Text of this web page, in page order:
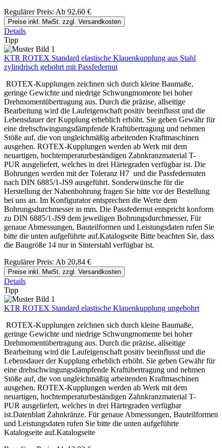
Regulärer Preis: Ab 92,60 €
Preise inkl. MwSt. zzgl. Versandkosten
Details
Tipp
KTR ROTEX Standard elastische Klauenkupplung aus Stahl
zylindrisch gebohrt mit Passfedernut
ROTEX-Kupplungen zeichnen sich durch kleine Baumaße,
geringe Gewichte und niedrige Schwungmomente bei hoher
Drehmomentübertragung aus. Durch die präzise, allseitige
Bearbeitung wird die Laufeigenschaft positiv beeinflusst und die
Lebensdauer der Kupplung erheblich erhöht. Sie geben Gewähr für
eine drehschwingungsdämpfende Kraftübertragung und nehmen
Stöße auf, die von ungleichmäßig arbeitenden Kraftmaschinen
ausgehen. ROTEX-Kupplungen werden ab Werk mit dem
neuartigen, hochtemperaturbeständigen Zahnkranzmaterial T-
PUR ausgeliefert, welches in drei Härtegraden verfügbar ist. Die
Bohrungen werden mit der Toleranz H7 und die Passfedernuten
nach DIN 6885/1-JS9 ausgeführt. Sonderwünsche für die
Herstellung der Nabenbohrung fragen Sie bitte vor der Bestellung
bei uns an. Im Konfigurator entsprechen die Werte dem
Bohrungsdurchmesser in mm. Die Passfedernut entspricht konform
zu DIN 6885/1-JS9 dem jeweiligen Bohrungsdurchmesser. Für
genaue Abmessungen, Bauteilformen und Leistungsdaten rufen Sie
bitte die unten aufgeführte auf.Katalogseite Bitte beachten Sie, dass
die Baugröße 14 nur in Sinterstahl verfügbar ist.
Regulärer Preis: Ab 20,84 €
Preise inkl. MwSt. zzgl. Versandkosten
Details
Tipp
KTR ROTEX Standard elastische Klauenkupplung ungebohrt
ROTEX-Kupplungen zeichnen sich durch kleine Baumaße,
geringe Gewichte und niedrige Schwungmomente bei hoher
Drehmomentübertragung aus. Durch die präzise, allseitige
Bearbeitung wird die Laufeigenschaft positiv beeinflusst und die
Lebensdauer der Kupplung erheblich erhöht. Sie geben Gewähr für
eine drehschwingungsdämpfende Kraftübertragung und nehmen
Stöße auf, die von ungleichmäßig arbeitenden Kraftmaschinen
ausgehen. ROTEX-Kupplungen werden ab Werk mit dem
neuartigen, hochtemperaturbeständigen Zahnkranzmaterial T-
PUR ausgeliefert, welches in drei Härtegraden verfügbar
ist.Datenblatt Zahnkränze. Für genaue Abmessungen, Bauteilformen
und Leistungsdaten rufen Sie bitte die unten aufgeführte
Katalogseite auf.Katalogseite